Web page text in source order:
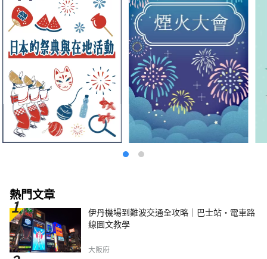
熱門文章
伊丹機場到難波交通全攻略｜巴士站・電車路
線圖文教學
大阪府